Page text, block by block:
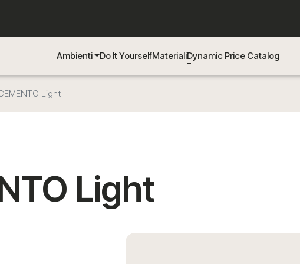
Ambienti Do It YourselfMaterialiDynamic Price Catalog
Light
Light